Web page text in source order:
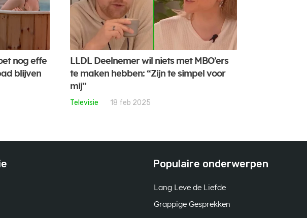
nog effe
blijven
LLDL Deelnemer wil niets met MBO’ers
te maken hebben: “Zijn te simpel voor
mij”
Televisie 18 feb 2025
Populaire onderwerpen
Lang Leve de Liefde
Grappige Gesprekken